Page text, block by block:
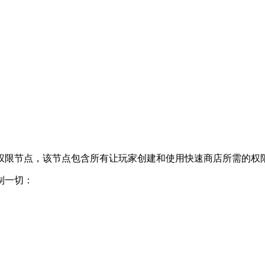
节点，该节点包含所有让玩家创建和使用快速商店所需的权
切：